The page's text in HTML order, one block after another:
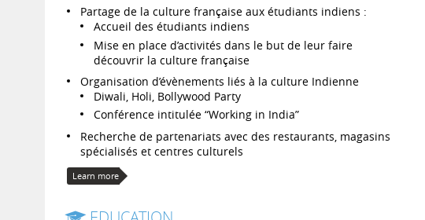
Partage de la culture française aux étudiants indiens :
Accueil des étudiants indiens
Mise en place d’activités dans le but de leur faire
découvrir la culture française
Organisation d’évènements liés à la culture Indienne
Diwali, Holi, Bollywood Party
Conférence intitulée “Working in India”
Recherche de partenariats avec des restaurants, magasins
spécialisés et centres culturels
Learn more